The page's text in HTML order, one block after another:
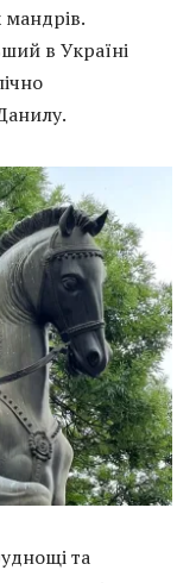
мандрів.
в Україні
та